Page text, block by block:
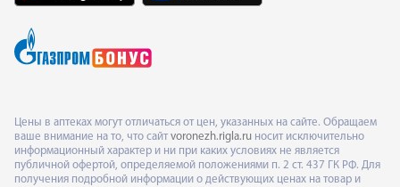
Цены в аптеках могут отличаться от цен, указанных на сайте. Обращаем
ваше внимание на то, что сайт voronezh.rigla.ru носит исключительно
информационный характер и ни при каких условиях не является
публичной офертой, определяемой положениями п. 2 ст. 437 ГК РФ. Для
получения подробной информации о действующих ценах на товар и